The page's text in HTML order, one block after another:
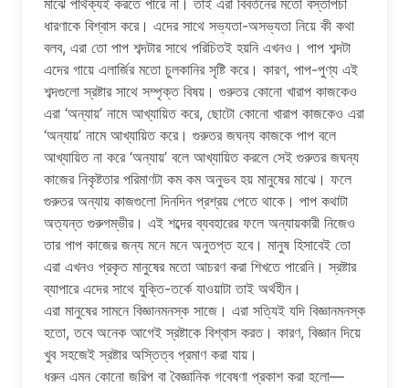
মাঝে পার্থক্যই করতে পারে না। তাই এরা বিবর্তনের মতো বস্তাপচা
ধারণাকে বিশ্বাস করে। এদের সাথে সভ্যতা-অসভ্যতা নিয়ে কী কথা
বলব, এরা তো পাপ শব্দটার সাথে পরিচিতই হয়নি এখনও। পাপ শব্দটা
এদের গায়ে এলার্জির মতো চুলকানির সৃষ্টি করে। কারণ, পাপ-পুণ্য এই
শব্দগুলো স্রষ্টার সাথে সম্পৃক্ত বিষয়। গুরুতর কোনো খারাপ কাজকেও
এরা ‘অন্যায়’ নামে আখ্যায়িত করে, ছোটো কোনো খারাপ কাজকেও এরা
‘অন্যায়’ নামে আখ্যায়িত করে। গুরুতর জঘন্য কাজকে পাপ বলে
আখ্যায়িত না করে ‘অন্যায়’ বলে আখ্যায়িত করলে সেই গুরুতর জঘন্য
কাজের নিকৃষ্টতার পরিমাণটা কম কম অনুভব হয় মানুষের মাঝে। ফলে
গুরুতর অন্যায় কাজগুলো দিনদিন প্রশ্রয় পেতে থাকে। পাপ কথাটা
অত্যন্ত গুরুগম্ভীর। এই শব্দের ব্যবহারের ফলে অন্যায়কারী নিজেও
তার পাপ কাজের জন্য মনে মনে অনুতপ্ত হবে। মানুষ হিসাবেই তো
এরা এখনও প্রকৃত মানুষের মতো আচরণ করা শিখতে পারেনি। স্রষ্টার
ব্যাপারে এদের সাথে যুক্তি-তর্কে যাওয়াটা তাই অর্থহীন।
এরা মানুষের সামনে বিজ্ঞানমনস্ক সাজে। এরা সত্যিই যদি বিজ্ঞানমনস্ক
হতো, তবে অনেক আগেই স্রষ্টাকে বিশ্বাস করত। কারণ, বিজ্ঞান দিয়ে
খুব সহজেই স্রষ্টার অস্তিত্ব প্রমাণ করা যায়।
ধরুন এমন কোনো জরিপ বা বৈজ্ঞানিক গবেষণা প্রকাশ করা হলো—